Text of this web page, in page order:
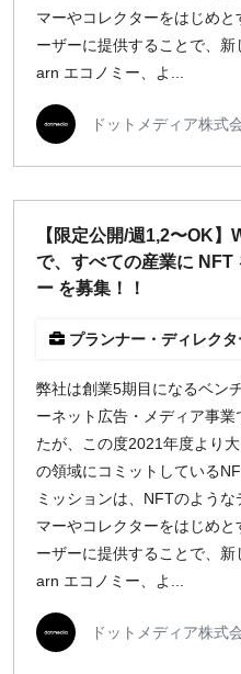
マーやコレクターをはじめ
ーザーに提供することで、
arn エコノミー、よ...
ドットメディア株式
【限定公開/週1,2〜OK
で、すべての産業に NFT
ー を募集！！
プランナー・ディレクタ
弊社は創業5期目になるベン
ーネット広告・メディア事
たが、この度2021年度より
の領域にコミットしている
ミッションは、NFTのよう
マーやコレクターをはじめ
ーザーに提供することで、
arn エコノミー、よ...
ドットメディア株式